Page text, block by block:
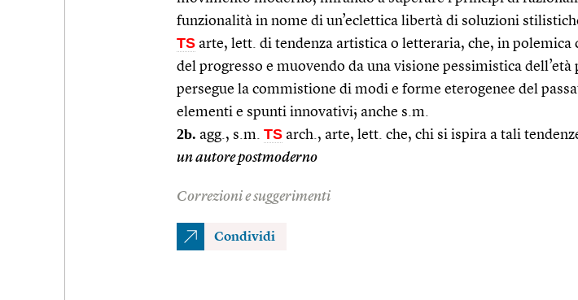
funzionalità in nome di un’eclettica libertà di soluzioni
TS arte, lett. di tendenza artistica o letteraria, che, in polemica
del progresso e muovendo da una visione pessimistica
persegue la commistione di modi e forme eterogenee del
elementi e spunti innovativi; anche s.m.
2b. agg., s.m. TS arch., arte, lett. che, chi si ispira a tali
un autore postmoderno
Correzioni e suggerimenti
Condividi